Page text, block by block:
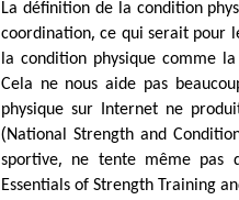
La définition de la condition
coordination,ce qui serait pour
la condition physique comme
Cela ne nous aide pas
physique sur Internet ne
(National Strength and
sportive, ne tente même pas
Essentials of Strength Training